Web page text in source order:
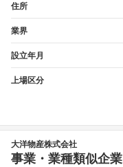
住所
業界
設立年月
上場区分
大洋物産株式会社
事業・業種類似企業